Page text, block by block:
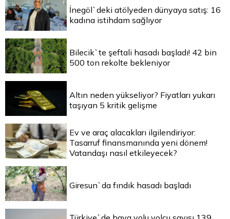
İnegöl`deki atölyeden dünyaya satış: 16
kadına istihdam sağlıyor
Bilecik`te şeftali hasadı başladı! 42 bin
500 ton rekolte bekleniyor
Altın neden yükseliyor? Fiyatları yukarı
taşıyan 5 kritik gelişme
Ev ve araç alacakları ilgilendiriyor:
Tasarruf finansmanında yeni dönem!
Vatandaşı nasıl etkileyecek?
Giresun`da fındık hasadı başladı